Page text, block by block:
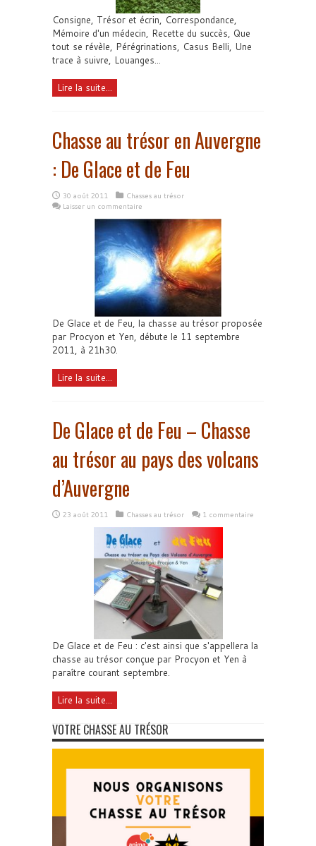
Consigne, Trésor et écrin, Correspondance,
Mémoire d'un médecin, Recette du succès, Que
tout se révèle, Pérégrinations, Casus Belli, Une
trace à suivre, Louanges...
Lire la suite...
Chasse au trésor en Auvergne
: De Glace et de Feu
30 août 2011
Chasses au trésor
Laisser un commentaire
De Glace et de Feu, la chasse au trésor proposée
par Procyon et Yen, débute le 11 septembre
2011, à 21h30.
Lire la suite...
De Glace et de Feu – Chasse
au trésor au pays des volcans
d’Auvergne
23 août 2011 Chasses au trésor 1 commentaire
De Glace et de Feu : c'est ainsi que s'appellera la
chasse au trésor conçue par Procyon et Yen à
paraître courant septembre.
Lire la suite...
VOTRE CHASSE AU TRÉSOR